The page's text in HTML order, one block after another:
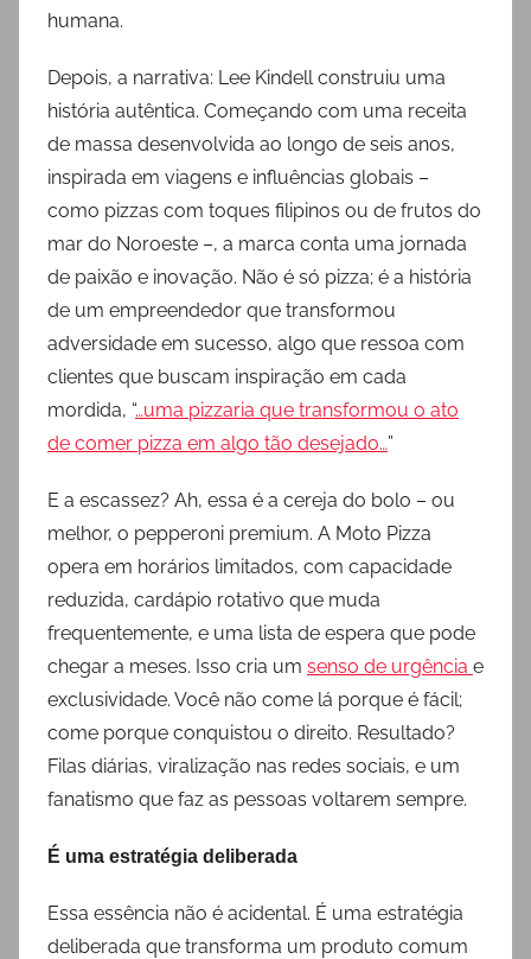
humana.
Depois, a narrativa: Lee Kindell construiu uma
história autêntica. Começando com uma receita
de massa desenvolvida ao longo de seis anos,
inspirada em viagens e influências globais –
como pizzas com toques filipinos ou de frutos do
mar do Noroeste –, a marca conta uma jornada
de paixão e inovação. Não é só pizza; é a história
de um empreendedor que transformou
adversidade em sucesso, algo que ressoa com
clientes que buscam inspiração em cada
mordida, “…uma pizzaria que transformou o ato
de comer pizza em algo tão desejado…”
E a escassez? Ah, essa é a cereja do bolo – ou
melhor, o pepperoni premium. A Moto Pizza
opera em horários limitados, com capacidade
reduzida, cardápio rotativo que muda
frequentemente, e uma lista de espera que pode
chegar a meses. Isso cria um senso de urgência e
exclusividade. Você não come lá porque é fácil;
come porque conquistou o direito. Resultado?
Filas diárias, viralização nas redes sociais, e um
fanatismo que faz as pessoas voltarem sempre.
É uma estratégia deliberada
Essa essência não é acidental. É uma estratégia
deliberada que transforma um produto comum